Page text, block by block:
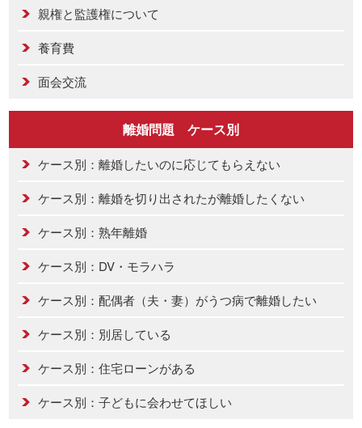
親権と監護権について
養育費
面会交流
離婚問題 ケース別
ケース別：離婚したいのに応じてもらえない
ケース別：離婚を切り出されたが離婚したくない
ケース別：熟年離婚
ケース別：DV・モラハラ
ケース別：配偶者（夫・妻）がうつ病で離婚したい
ケース別：別居している
ケース別：住宅ローンがある
ケース別：子どもに会わせてほしい